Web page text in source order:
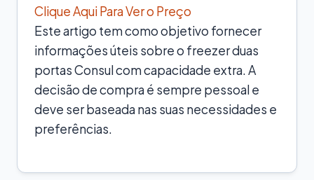
Clique Aqui Para Ver o Preço
Este artigo tem como objetivo fornecer
informações úteis sobre o freezer duas
portas Consul com capacidade extra. A
decisão de compra é sempre pessoal e
deve ser baseada nas suas necessidades e
preferências.